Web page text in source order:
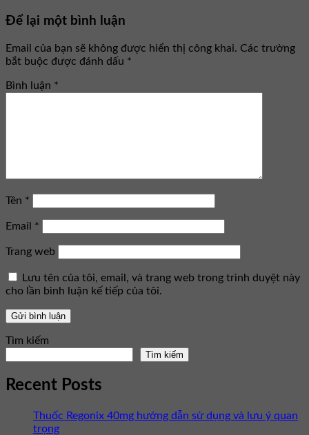
Để lại một bình luận
Email của bạn sẽ không được hiển thị công khai. Các trường
bắt buộc được đánh dấu *
Bình luận *
Tên *
Email *
Trang web
Lưu tên của tôi, email, và trang web trong trình duyệt này
cho lần bình luận kế tiếp của tôi.
Tìm kiếm
Tìm kiếm
Recent Posts
Thuốc Regonix 40mg hướng dẫn sử dụng và lưu ý quan
trọng